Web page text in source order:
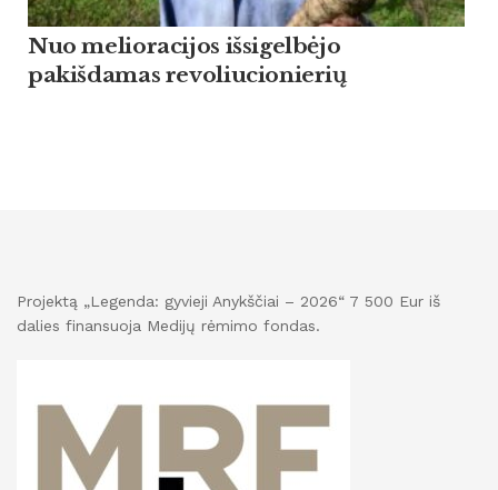
Nuo melioracijos išsigelbėjo
pakišdamas revoliucionierių
Projektą „Legenda: gyvieji Anykščiai – 2026“ 7 500 Eur iš
dalies finansuoja Medijų rėmimo fondas.